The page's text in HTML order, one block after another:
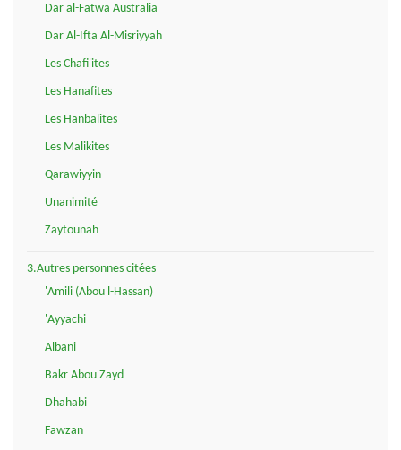
Dar al-Fatwa Australia
Dar Al-Ifta Al-Misriyyah
Les Chafi'ites
Les Hanafites
Les Hanbalites
Les Malikites
Qarawiyyin
Unanimité
Zaytounah
3.Autres personnes citées
'Amili (Abou l-Hassan)
'Ayyachi
Albani
Bakr Abou Zayd
Dhahabi
Fawzan